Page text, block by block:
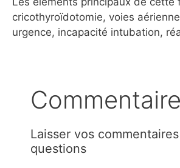
cricothyroïdotomie, voies
urgence, incapacité intubation,
Laisser vos
questions